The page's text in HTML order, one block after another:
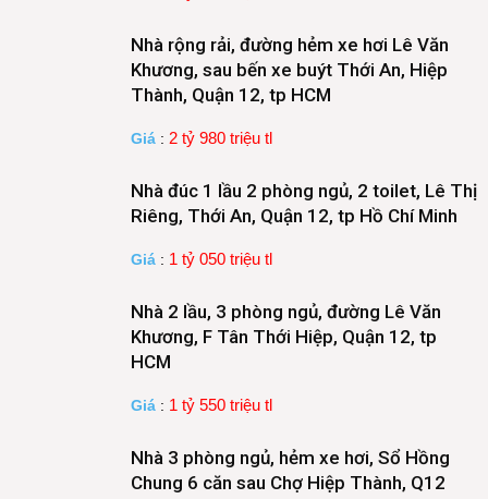
Nhà rộng rải, đường hẻm xe hơi Lê Văn
Khương, sau bến xe buýt Thới An, Hiệp
Thành, Quận 12, tp HCM
Giá : 2 tỷ 980 triệu tl
Nhà đúc 1 lầu 2 phòng ngủ, 2 toilet, Lê Thị
Riêng, Thới An, Quận 12, tp Hồ Chí Minh
Giá : 1 tỷ 050 triệu tl
Nhà 2 lầu, 3 phòng ngủ, đường Lê Văn
Khương, F Tân Thới Hiệp, Quận 12, tp
HCM
Giá : 1 tỷ 550 triệu tl
Nhà 3 phòng ngủ, hẻm xe hơi, Sổ Hồng
Chung 6 căn sau Chợ Hiệp Thành, Q12